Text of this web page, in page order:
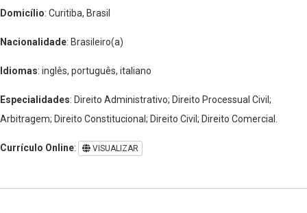
Domicílio: Curitiba, Brasil
Nacionalidade: Brasileiro(a)
Idiomas: inglês, português, italiano
Especialidades: Direito Administrativo; Direito Processual Civil;
Arbitragem; Direito Constitucional; Direito Civil; Direito Comercial.
Currículo Online: VISUALIZAR